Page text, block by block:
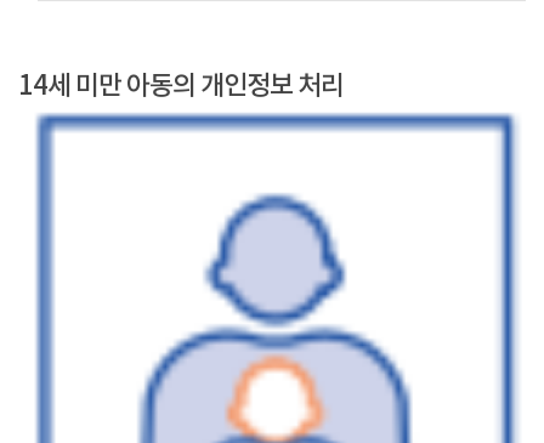
14세 미만 아동의 개인정보 처리